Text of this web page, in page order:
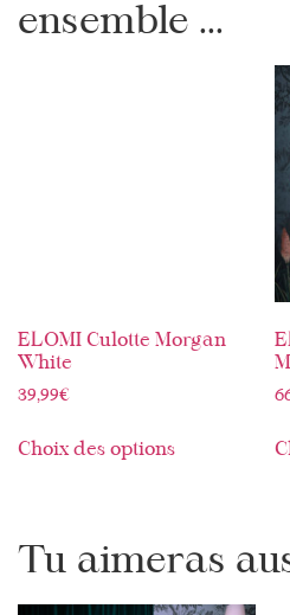
ensemble ...
ELOMI Culotte Morgan
White
39,99€
Choix des options
Tu aimeras